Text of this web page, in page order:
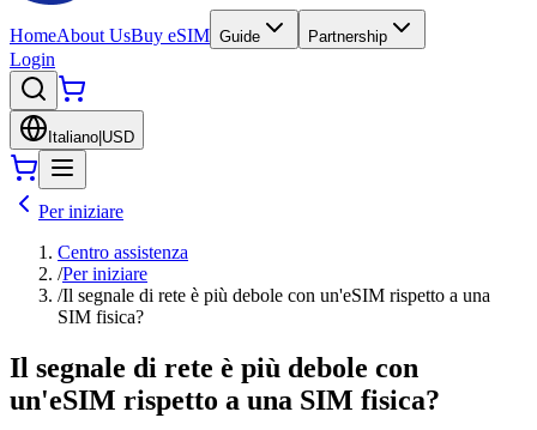
HomeAbout UsBuy eSIM Guide Partnership
Login
Italiano USD
Per iniziare
Centro assistenza
/Per iniziare
/Il segnale di rete è più debole con un'eSIM rispetto a una
SIM fisica?
Il segnale di rete è più debole con
un'eSIM rispetto a una SIM fisica?